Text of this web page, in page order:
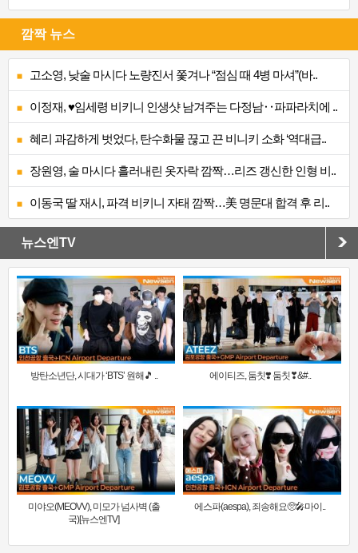
깜짝 뉴스
고소영, 낮술 마시다 노량진서 쫓겨나 “점심 때 4병 마셔”(바..
이정재, ♥임세령 비키니 인생샷 남겨주는 다정남‥파파라치에 ..
혜리 과감하게 벗었다, 탄수화물 끊고 끈 비니키 소화 ‘역대급..
장원영, 술 마시다 흘러내린 옷자락 깜짝…리즈 갱신한 인형 비..
이동국 딸 재시, 파격 비키니 자태 깜짝…美 명문대 합격 후 리..
뉴스엔TV
방탄소년단, 시대가 ‘BTS’ 원해🎵 .. 에이티즈, 둠칫❣️ 둠칫❣&#..
미야오(MEOVV), 미모가 넘사벽 (출
국)[뉴스엔TV]
에스파(aespa), 죄송해요🥺🎤마이..